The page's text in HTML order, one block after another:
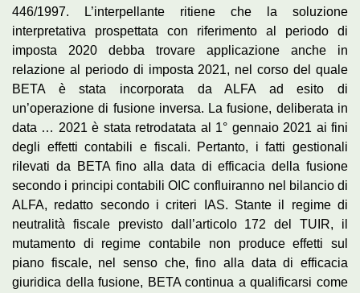
446/1997. L’interpellante ritiene che la soluzione
interpretativa prospettata con riferimento al periodo di
imposta 2020 debba trovare applicazione anche in
relazione al periodo di imposta 2021, nel corso del quale
BETA è stata incorporata da ALFA ad esito di
un’operazione di fusione inversa. La fusione, deliberata in
data … 2021 è stata retrodatata al 1° gennaio 2021 ai fini
degli effetti contabili e fiscali. Pertanto, i fatti gestionali
rilevati da BETA fino alla data di efficacia della fusione
secondo i principi contabili OIC confluiranno nel bilancio di
ALFA, redatto secondo i criteri IAS. Stante il regime di
neutralità fiscale previsto dall’articolo 172 del TUIR, il
mutamento di regime contabile non produce effetti sul
piano fiscale, nel senso che, fino alla data di efficacia
giuridica della fusione, BETA continua a qualificarsi come